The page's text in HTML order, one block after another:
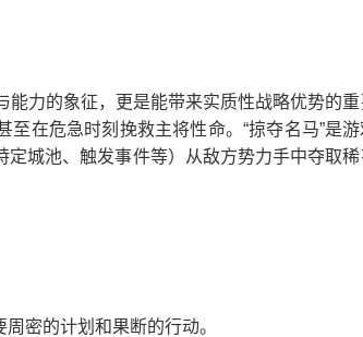
力的象征，更是能带来实质性战略优势的
在危急时刻挽救主将性命。“掠夺名马”是游
城池、触发事件等）从敌方势力手中夺取稀
密的计划和果断的行动。